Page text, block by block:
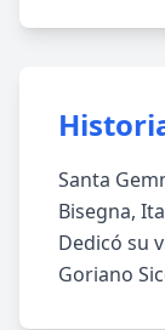
Santa
Bisegna,
Dedicó su
Goriano